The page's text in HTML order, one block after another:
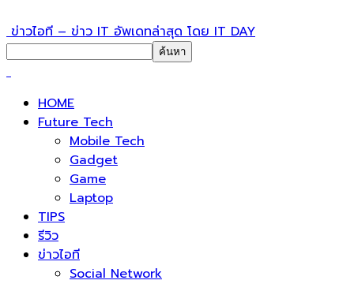
ข่าวไอที – ข่าว IT อัพเดทล่าสุด โดย IT DAY
HOME
Future Tech
Mobile Tech
Gadget
Game
Laptop
TIPS
รีวิว
ข่าวไอที
Social Network